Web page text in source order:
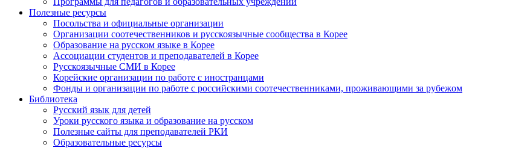
Полезные ресурсы
Посольства и официальные организации
Организации соотечественников и русскоязычные сообщества в Корее
Образование на русском языке в Корее
Ассоциации студентов и преподавателей в Корее
Русскоязычные СМИ в Корее
Корейские организации по работе с иностранцами
Фонды и организации по работе с российскими соотечественниками, проживающими за рубежом
Библиотека
Русский язык для детей
Уроки русского языка и образование на русском
Полезные сайты для преподавателей РКИ
Образовательные ресурсы